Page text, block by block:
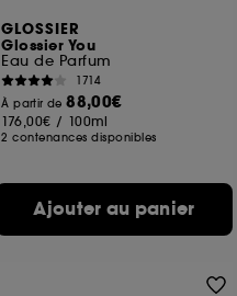
GLOSSIER
Glossier You
Eau de Parfum
1714
À partir de88,00€
176,00€ / 100ml
2 contenances disponibles
Ajouter au panier